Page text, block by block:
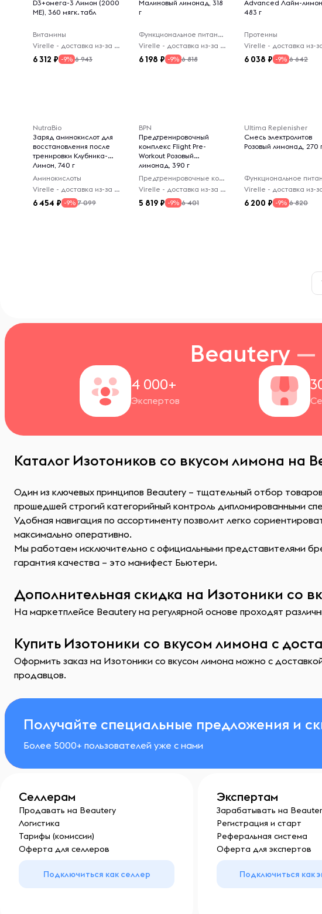
D3+омега-3 Лимон (2000
МЕ), 360 мягк. табл
Витамины
Virelle - доставка из-за рубежа
6 312 -9% 6 943
Малиновый лимонад, 318
г
Функциональное питание
Virelle - доставка из-за рубежа
6 198 -9% 6 818
Advanced Лайм-
483 г
Протеины
6 038 -9% 6 642
NutraBio
Заряд аминокислот для
восстановления после
тренировки Клубника-
Лимон, 740 г
Аминокислоты
Virelle - доставка из-за рубежа
6 454 -9% 7 099
BPN
Предтренировочный
комплекс Flight Pre-
Workout Розовый
лимонад, 390 г
Предтренировочные комплексы
Virelle - доставка из-за рубежа
5 819 -9% 6 401
Ultima Replenisher
Смесь электролитов
Розовый лимонад, 270
6 200 -9% 6 820
Beautery —
4 000+
Экспертов
Каталог Изотоников со вкусом лимона на
Один из ключевых принципов Beautery – тщательный отбор
прошедшей строгий категорийный контроль дипломированными
Удобная навигация по ассортименту позволит легко
максимально оперативно.
Мы работаем исключительно с официальными представителями
гарантия качества – это манифест Бьютери.
Дополнительная скидка на Изотоники со
На маркетплейсе Beautery на регулярной основе проходят
Купить Изотоники со вкусом лимона с
Оформить заказ на Изотоники со вкусом лимона можно с
продавцов.
Получайте специальные предложения и
Более 5000+ пользователей уже с нами
Селлерам
Продавать на Beautery
Логистика
Тарифы (комиссии)
Оферта для селлеров
Подключиться как селлер
Экспертам
Зарабатывать на
Регистрация и старт
Реферальная система
Оферта для экспертов
Подключиться как